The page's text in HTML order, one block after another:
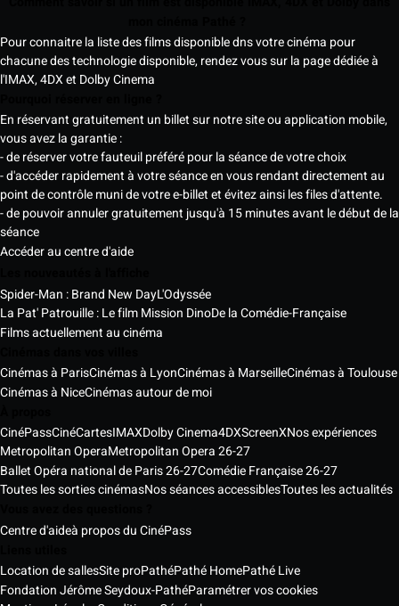
Pour connaitre la liste des films disponible dns votre cinéma pour
chacune des technologie disponible, rendez vous sur la page dédiée à
l'IMAX, 4DX et Dolby Cinema
En réservant gratuitement un billet sur notre site ou application mobile,
vous avez la garantie :
- de réserver votre fauteuil préféré pour la séance de votre choix
- d'accéder rapidement à votre séance en vous rendant directement au
point de contrôle muni de votre e-billet et évitez ainsi les files d'attente.
- de pouvoir annuler gratuitement jusqu'à 15 minutes avant le début de la
séance
Accéder au centre d'aide
Spider-Man : Brand New DayL'Odyssée
La Pat' Patrouille : Le film Mission DinoDe la Comédie-Française
Films actuellement au cinéma
Cinémas à ParisCinémas à LyonCinémas à MarseilleCinémas à Toulouse
Cinémas à NiceCinémas autour de moi
CinéPassCinéCartesIMAXDolby Cinema4DXScreenXNos expériences
Metropolitan OperaMetropolitan Opera 26-27
Ballet Opéra national de Paris 26-27Comédie Française 26-27
Toutes les sorties cinémasNos séances accessiblesToutes les actualités
Centre d'aideà propos du CinéPass
Location de sallesSite proPathéPathé HomePathé Live
Fondation Jérôme Seydoux-PathéParamétrer vos cookies